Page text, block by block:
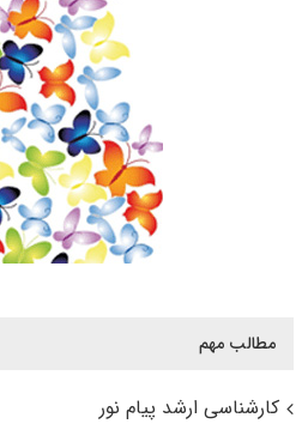
مطالب مهم
کارشناسی ارشد پیام نور